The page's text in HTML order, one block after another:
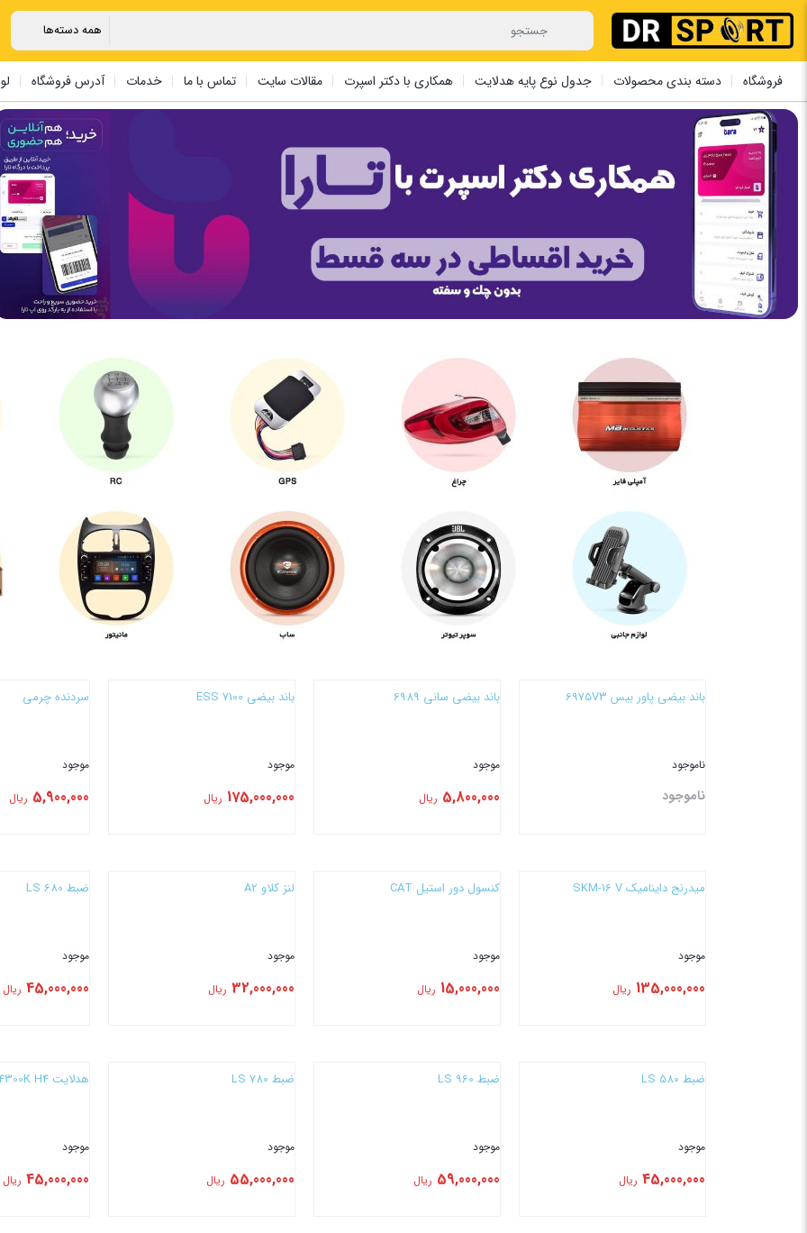
فروشگاه دسته بندی محصولات جدول نوع پایه هدلایت همکاری با دکتر اسپرت مقالات سایت تماس با ما خدمات آدرس فروشگاه
باند بیضی پاور بیس 6975V3
ناموجود
ناموجود
باند بیضی سانی 6989
موجود
5,800,000 ریال
باند بیضی 7100 ESS
موجود
175,000,000 ریال
سردنده چرمی
موجود
5,900,000 ریال
میدرنج داینامیک SKM-16 V
موجود
135,000,000 ریال
کنسول دور استیل CAT
موجود
15,000,000 ریال
لنز کلاو A2
موجود
32,000,000 ریال
ضبط LS 680
موجود
45,000,000 ریال
ضبط LS 580
موجود
45,000,000 ریال
ضبط LS 960
موجود
59,000,000 ریال
ضبط LS 780
موجود
55,000,000 ریال
هدلایت CONOEX VX5 4300K H4
موجود
45,000,000 ریال